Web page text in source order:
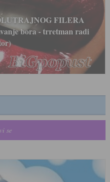
tretman za
8000 rsd (tretman